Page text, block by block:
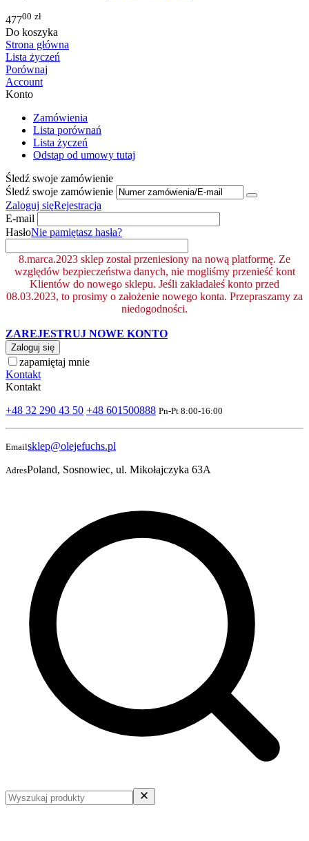
47700 zł
Do koszyka
Strona główna
Lista życzeń
Porównaj
Account
Konto
Zamówienia
Lista porównań
Lista życzeń
Odstąp od umowy tutaj
Śledź swoje zamówienie
Śledź swoje zamówienie
Zaloguj sięRejestracja
E-mail
HasłoNie pamiętasz hasła?
8.marca.2023 sklep został przeniesiony na nową platformę. Ze
względów bezpieczeństwa danych, nie mogliśmy przenieść kont
Klientów do nowego sklepu. Jeśli zakładałeś konto przed
08.03.2023, to prosimy o założenie nowego konta. Przepraszamy za
niedogodności.
ZAREJESTRUJ NOWE KONTO
Zaloguj się
zapamiętaj mnie
Kontakt
Kontakt
+48 32 290 43 50 +48 601500888 Pn-Pt 8:00-16:00
Emailsklep@olejefuchs.pl
AdresPoland, Sosnowiec, ul. Mikołajczyka 63A